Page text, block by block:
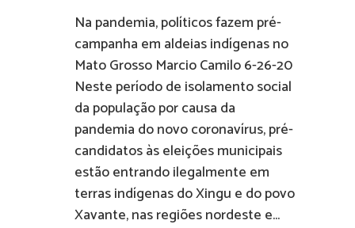
Na pandemia, políticos fazem pré-
campanha em aldeias indígenas no
Mato Grosso Marcio Camilo 6-26-20
Neste período de isolamento social
da população por causa da
pandemia do novo coronavírus, pré-
candidatos às eleições municipais
estão entrando ilegalmente em
terras indígenas do Xingu e do povo
Xavante, nas regiões nordeste e...